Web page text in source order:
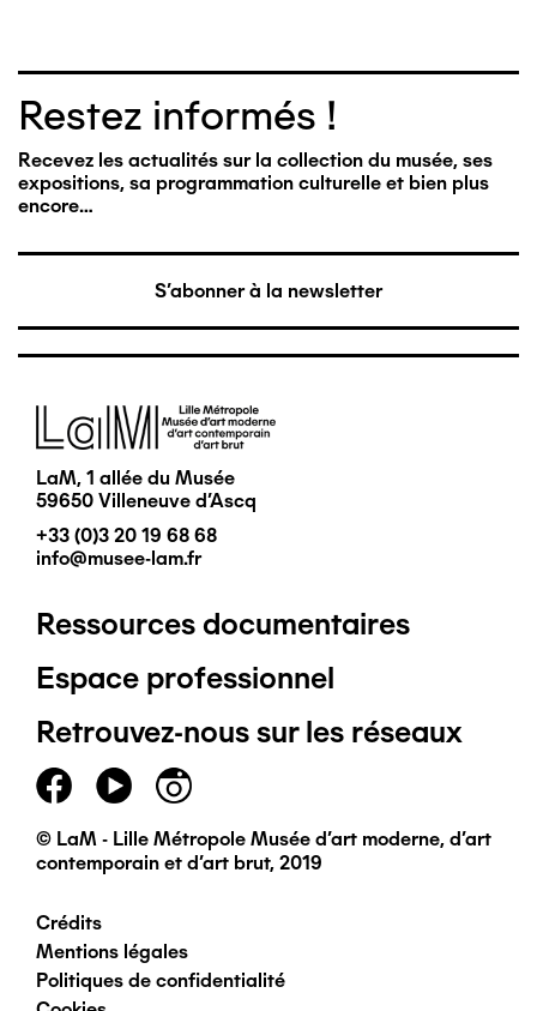
Restez informés !
Recevez les actualités sur la collection du musée, ses
expositions, sa programmation culturelle et bien plus
encore…
S'abonner à la newsletter
Image
LaM, 1 allée du Musée
59650 Villeneuve d'Ascq
+33 (0)3 20 19 68 68
info@musee-lam.fr
Pied
de
page
principal
Ressources documentaires
Espace professionnel
Retrouvez-nous sur les réseaux
© LaM - Lille Métropole Musée d'art moderne, d'art
contemporain et d'art brut, 2019
Pied
Crédits
Mentions légales
Politiques de confidentialité